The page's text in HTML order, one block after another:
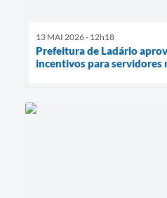
13 MAI 2026 - 12h18
Prefeitura de Ladário
incentivos para servidores